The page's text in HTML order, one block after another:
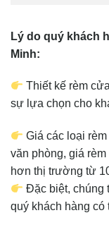
Lý do quý khách
Minh:
Thiết kế rèm
sự lựa chọn cho
Giá các loại
văn phòng, giá
hơn thị trường từ
Đặc biệt, chúng
quý khách hàng